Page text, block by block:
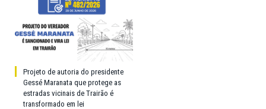
Projeto de autoria do presidente
Gessé Maranata que protege as
estradas vicinais de Trairão é
transformado em lei